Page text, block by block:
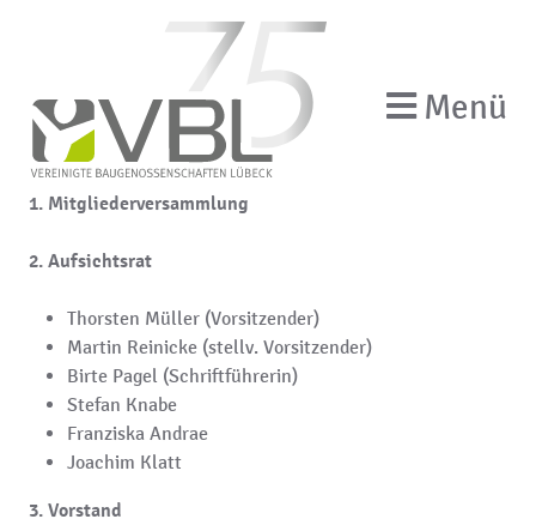
Menü
Die Organe der VBL bestehen aus
1. Mitgliederversammlung
2. Aufsichtsrat
Thorsten Müller (Vorsitzender)
Martin Reinicke (stellv. Vorsitzender)
Birte Pagel (Schriftführerin)
Stefan Knabe
Franziska Andrae
Joachim Klatt
3. Vorstand